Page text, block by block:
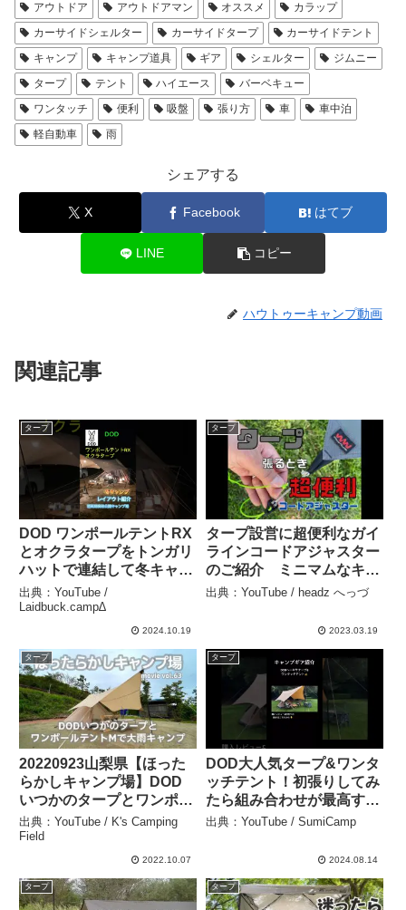
アウトドア
アウトドアマン オススメ
カラップ
カーサイドシェルター
カーサイドタープ
カーサイドテント
キャンプ
キャンプ道具 ギア シェルター
ジムニー
タープ
テント ハイエース
バーベキュー
ワンタッチ
便利 吸盤 張り方 車
車中泊
軽自動車
雨
シェアする
X Facebook はてブ
LINE コピー
ハウトゥーキャンプ動画
関連記事
タープ
DOD ワンポールテントRX
とオクラタープをトンガリ
ハットで連結して冬キャン
プを満喫してみました😄✨
– Laidbuck.camp∆
出典：YouTube /
Laidbuck.camp∆
2024.10.19
タープ
タープ設営に超便利なガイ
ラインコードアジャスター
のご紹介 ミニマムなキャ
ンプギア – headz へっづ
出典：YouTube / headz へっづ
2023.03.19
タープ
20220923山梨県【ほった
らかしキャンプ場】DOD
いつかのタープとワンポー
ルテントMで大雨キャン
プ。 – K’s Camping Field
出典：YouTube / K's Camping
Field
2022.10.07
タープ
DOD大人気タープ&ワンタ
ッチテント！初張りしてみ
たら組み合わせが最高すぎ
ました😆#キャンプ #dod #
出典：YouTube / SumiCamp
2024.08.14
タープ タープ